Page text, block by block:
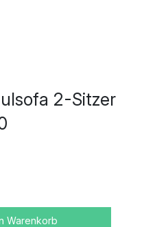
2-Sitzer
Warenkorb